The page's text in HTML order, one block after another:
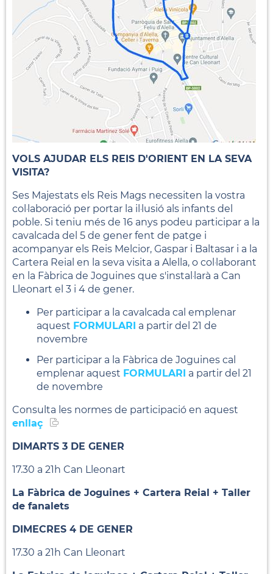
VOLS AJUDAR ELS REIS D'ORIENT EN LA SEVA
VISITA?
Ses Majestats els Reis Mags necessiten la vostra
col·laboració per portar la il·lusió als infants del
poble. Si teniu més de 16 anys podeu participar a la
cavalcada del 5 de gener fent de patge i
acompanyar els Reis Melcior, Gaspar i Baltasar i a la
Cartera Reial en la seva visita a Alella, o col·laborant
en la Fàbrica de Joguines que s'instal·larà a Can
Lleonart el 3 i 4 de gener.
Per participar a la cavalcada cal emplenar
aquest FORMULARI a partir del 21 de
novembre
Per participar a la Fàbrica de Joguines cal
emplenar aquest FORMULARI a partir del 21
de novembre
Consulta les normes de participació en aquest
enllaç
DIMARTS 3 DE GENER
17.30 a 21h Can Lleonart
La Fàbrica de Joguines + Cartera Reial + Taller
de fanalets
DIMECRES 4 DE GENER
17.30 a 21h Can Lleonart